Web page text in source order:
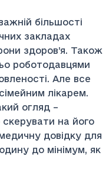
більшості
закладах
здоров’я. Також
роботодавцями
Але все
лікарем.
огляд –
скерувати на його
довідку для
до мінімум, як